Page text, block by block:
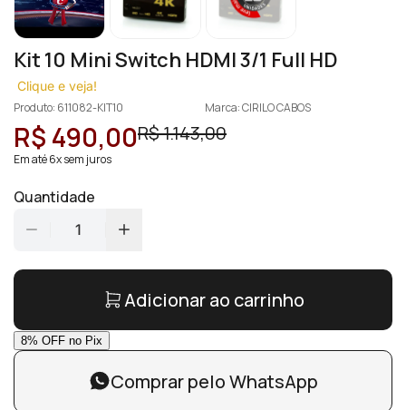
Kit 10 Mini Switch HDMI 3/1 Full HD
Clique e veja!
Produto: 611082-KIT10
Marca: CIRILO CABOS
R$ 490,00R$ 1.143,00
Em até 6x sem juros
Quantidade
1
Adicionar ao carrinho
Comprar pelo WhatsApp